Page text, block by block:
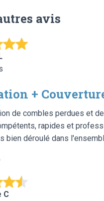
avis
+
de combles perdues et
rapides et
bien déroulé dans
C